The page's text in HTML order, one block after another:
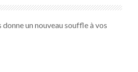
un nouveau souffle à vos